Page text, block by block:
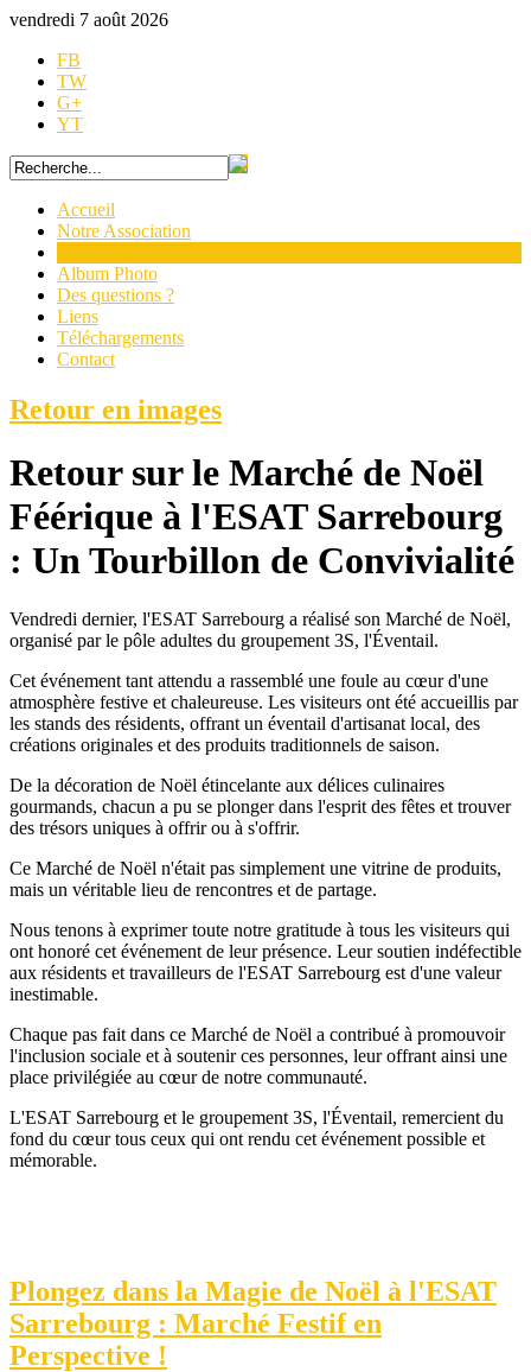
vendredi 7 août 2026
FB
TW
G+
YT
Accueil
Notre Association
Album Photo
Des questions ?
Liens
Téléchargements
Contact
Retour en images
Retour sur le Marché de Noël
Féérique à l'ESAT Sarrebourg
: Un Tourbillon de Convivialité
Vendredi dernier, l'ESAT Sarrebourg a réalisé son Marché de Noël,
organisé par le pôle adultes du groupement 3S, l'Éventail.
Cet événement tant attendu a rassemblé une foule au cœur d'une
atmosphère festive et chaleureuse. Les visiteurs ont été accueillis par
les stands des résidents, offrant un éventail d'artisanat local, des
créations originales et des produits traditionnels de saison.
De la décoration de Noël étincelante aux délices culinaires
gourmands, chacun a pu se plonger dans l'esprit des fêtes et trouver
des trésors uniques à offrir ou à s'offrir.
Ce Marché de Noël n'était pas simplement une vitrine de produits,
mais un véritable lieu de rencontres et de partage.
Nous tenons à exprimer toute notre gratitude à tous les visiteurs qui
ont honoré cet événement de leur présence. Leur soutien indéfectible
aux résidents et travailleurs de l'ESAT Sarrebourg est d'une valeur
inestimable.
Chaque pas fait dans ce Marché de Noël a contribué à promouvoir
l'inclusion sociale et à soutenir ces personnes, leur offrant ainsi une
place privilégiée au cœur de notre communauté.
L'ESAT Sarrebourg et le groupement 3S, l'Éventail, remercient du
fond du cœur tous ceux qui ont rendu cet événement possible et
mémorable.
Plongez dans la Magie de Noël à l'ESAT
Sarrebourg : Marché Festif en
Perspective !